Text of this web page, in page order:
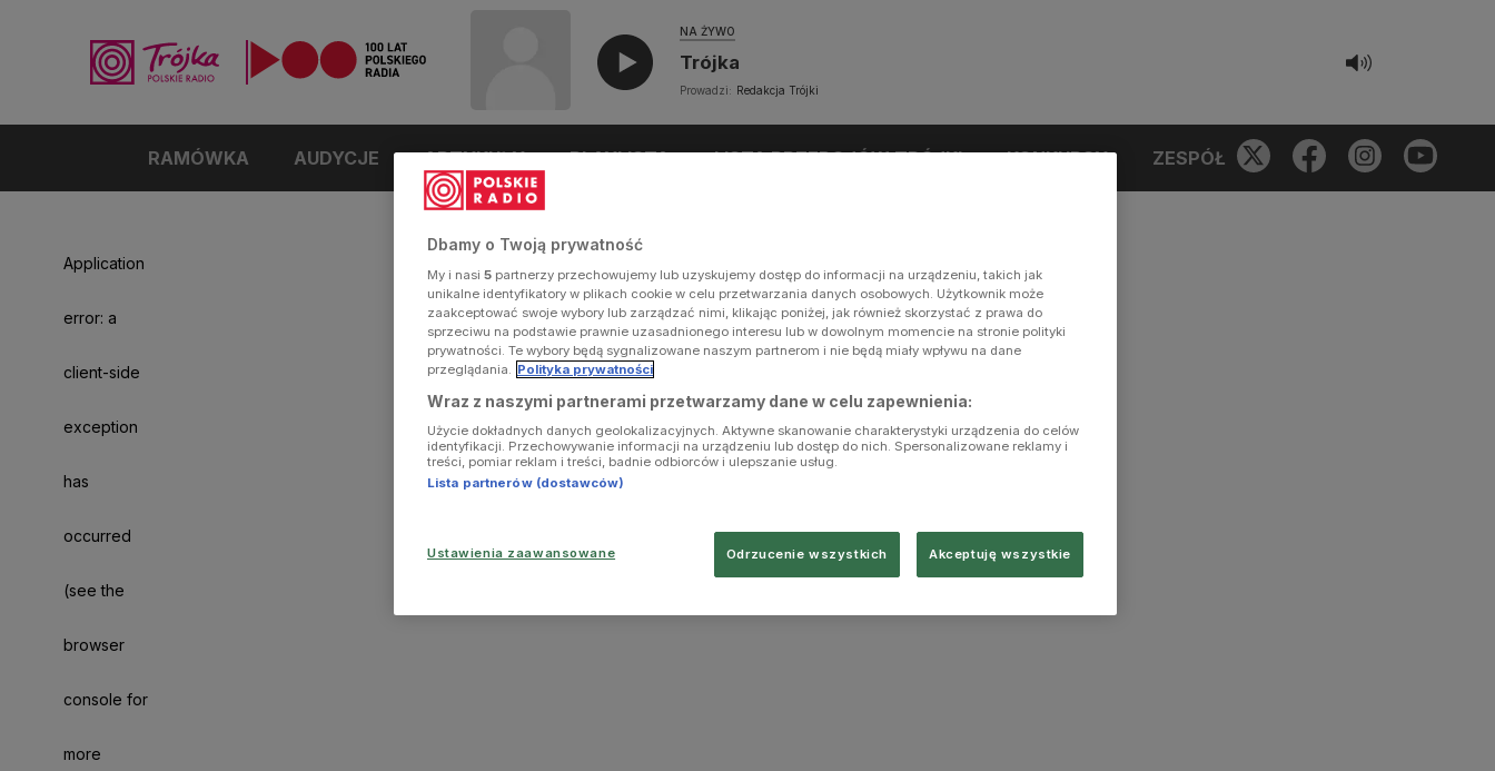
NA ŻYWO
Trójka
Prowadzi: Redakcja Trójki
RAMÓWKA AUDYCJE ARTYKUŁY PLAYLISTA LISTA PRZEBOJÓW TRÓJKI KONKURSY ZESPÓŁ
Application
error: a
client-side
exception
has
occurred
(see the
browser
console for
more
Dbamy o Twoją prywatność
My i nasi 5 partnerzy przechowujemy lub uzyskujemy dostęp do informacji na urządzeniu, takich jak
unikalne identyfikatory w plikach cookie w celu przetwarzania danych osobowych. Użytkownik może
zaakceptować swoje wybory lub zarządzać nimi, klikając poniżej, jak również skorzystać z prawa do
sprzeciwu na podstawie prawnie uzasadnionego interesu lub w dowolnym momencie na stronie polityki
prywatności. Te wybory będą sygnalizowane naszym partnerom i nie będą miały wpływu na dane
przeglądania. Polityka prywatności
Wraz z naszymi partnerami przetwarzamy dane w celu zapewnienia:
Użycie dokładnych danych geolokalizacyjnych. Aktywne skanowanie charakterystyki urządzenia do celów
identyfikacji. Przechowywanie informacji na urządzeniu lub dostęp do nich. Spersonalizowane reklamy i
treści, pomiar reklam i treści, badnie odbiorców i ulepszanie usług.
Lista partnerów (dostawców)
Ustawienia zaawansowane Odrzucenie wszystkich Akceptuję wszystkie